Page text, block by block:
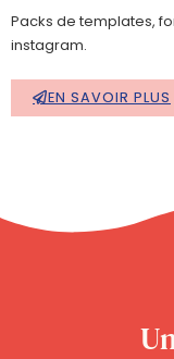
Packs de templates,
instagram.
EN SAVOIR PLUS